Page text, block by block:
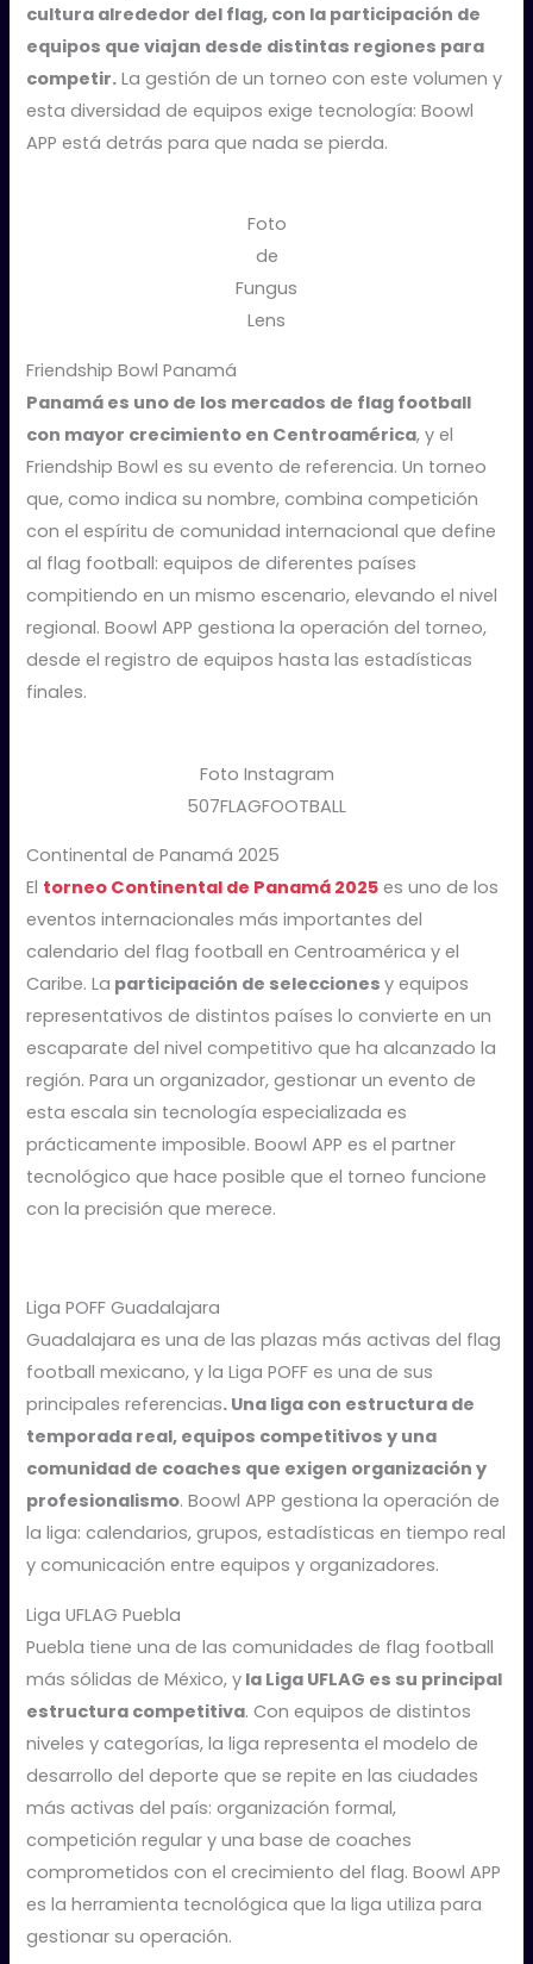
cultura alrededor del flag, con la participación de
equipos que viajan desde distintas regiones para
competir. La gestión de un torneo con este volumen y
esta diversidad de equipos exige tecnología: Boowl
APP está detrás para que nada se pierda.
Foto
de
Fungus
Lens
Friendship Bowl Panamá
Panamá es uno de los mercados de flag football
con mayor crecimiento en Centroamérica, y el
Friendship Bowl es su evento de referencia. Un torneo
que, como indica su nombre, combina competición
con el espíritu de comunidad internacional que define
al flag football: equipos de diferentes países
compitiendo en un mismo escenario, elevando el nivel
regional. Boowl APP gestiona la operación del torneo,
desde el registro de equipos hasta las estadísticas
finales.
Foto Instagram
507FLAGFOOTBALL
Continental de Panamá 2025
El torneo Continental de Panamá 2025 es uno de los
eventos internacionales más importantes del
calendario del flag football en Centroamérica y el
Caribe. La participación de seleccionesy equipos
representativos de distintos países lo convierte en un
escaparate del nivel competitivo que ha alcanzado la
región. Para un organizador, gestionar un evento de
esta escala sin tecnología especializada es
prácticamente imposible. Boowl APP es el partner
tecnológico que hace posible que el torneo funcione
con la precisión que merece.
Liga POFF Guadalajara
Guadalajara es una de las plazas más activas del flag
football mexicano, y la Liga POFF es una de sus
principales referencias. Una liga con estructura de
temporada real, equipos competitivos y una
comunidad de coaches que exigen organización y
profesionalismo. Boowl APP gestiona la operación de
la liga: calendarios, grupos, estadísticas en tiempo real
y comunicación entre equipos y organizadores.
Liga UFLAG Puebla
Puebla tiene una de las comunidades de flag football
más sólidas de México, y la Liga UFLAG es su principal
estructura competitiva. Con equipos de distintos
niveles y categorías, la liga representa el modelo de
desarrollo del deporte que se repite en las ciudades
más activas del país: organización formal,
competición regular y una base de coaches
comprometidos con el crecimiento del flag. Boowl APP
es la herramienta tecnológica que la liga utiliza para
gestionar su operación.